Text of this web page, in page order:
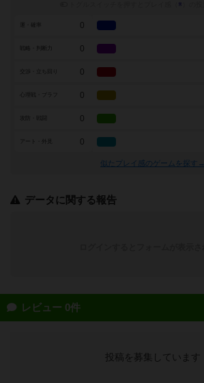
※
0
戦略・判断力 0
0
0
0
アート・外見 0
似たプレイ感のゲームを探す→
データに関する報告
レビュー 0件
投稿を募集しています